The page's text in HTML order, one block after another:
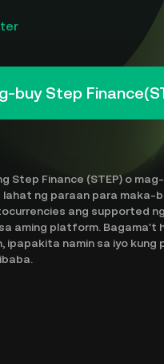
buy Step
Step Finance (STEP) o
ng paraan para maka-
ang supported
aming platform. Bagama't
ipapakita namin sa iyo